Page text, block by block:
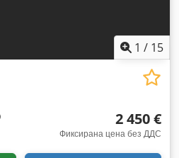
1 / 15
2 450 €
Фиксирана цена без ДДС